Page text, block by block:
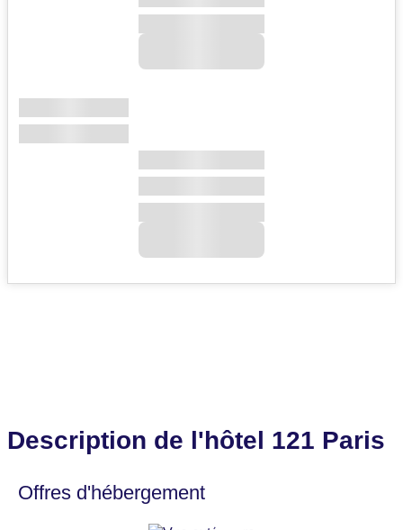
Description de l'hôtel 121 Paris
Offres d'hébergement